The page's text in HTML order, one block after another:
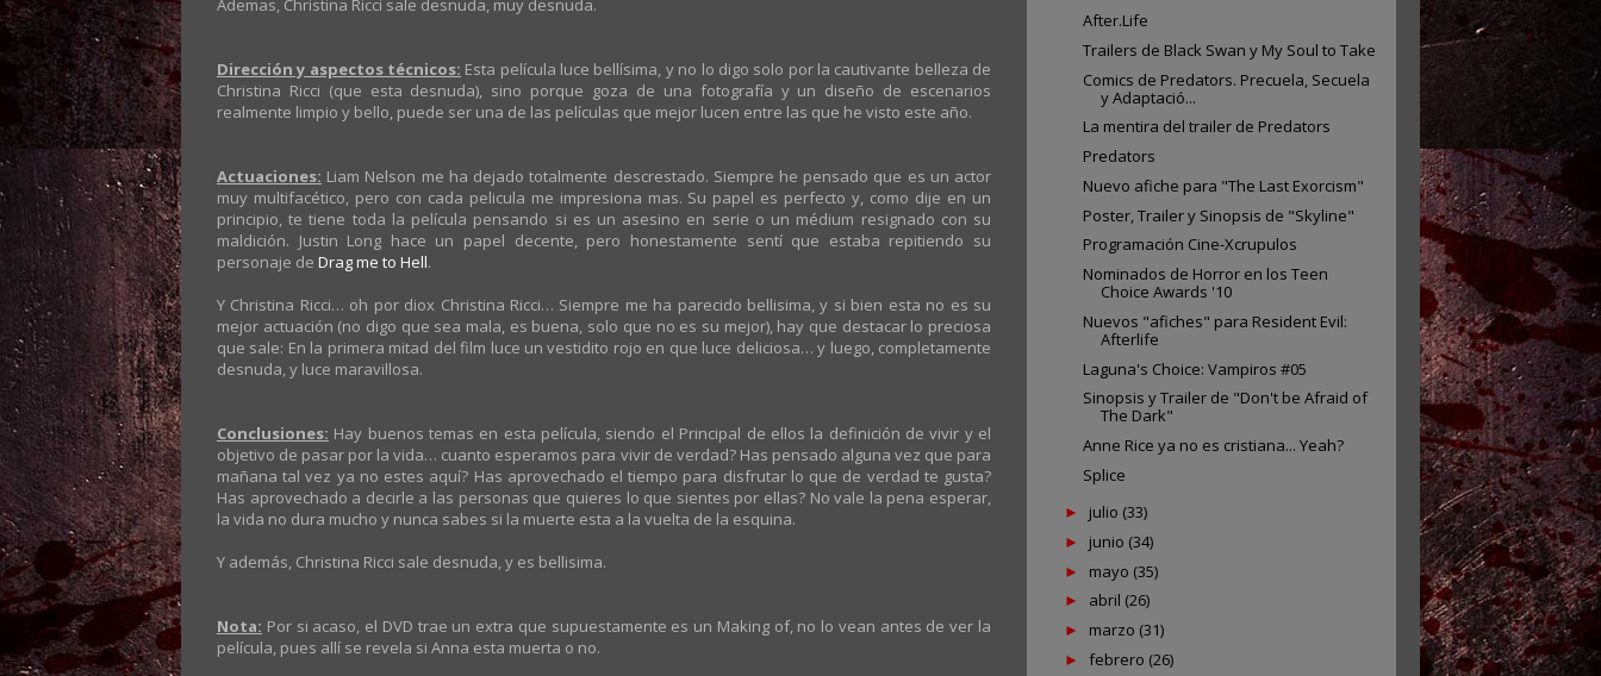
Ademas, Christina Ricci sale desnuda, muy desnuda.
Dirección y aspectos técnicos: Esta película luce bellísima, y no lo digo solo por la cautivante belleza de
Christina Ricci (que esta desnuda), sino porque goza de una fotografía y un diseño de escenarios
realmente limpio y bello, puede ser una de las películas que mejor lucen entre las que he visto este año.
Actuaciones: Liam Nelson me ha dejado totalmente descrestado. Siempre he pensado que es un actor
muy multifacético, pero con cada pelicula me impresiona mas. Su papel es perfecto y, como dije en un
principio, te tiene toda la película pensando si es un asesino en serie o un médium resignado con su
maldición. Justin Long hace un papel decente, pero honestamente sentí que estaba repitiendo su
personaje de Drag me to Hell.
Y Christina Ricci… oh por diox Christina Ricci… Siempre me ha parecido bellisima, y si bien esta no es su
mejor actuación (no digo que sea mala, es buena, solo que no es su mejor), hay que destacar lo preciosa
que sale: En la primera mitad del film luce un vestidito rojo en que luce deliciosa… y luego, completamente
desnuda, y luce maravillosa.
Conclusiones: Hay buenos temas en esta película, siendo el Principal de ellos la definición de vivir y el
objetivo de pasar por la vida… cuanto esperamos para vivir de verdad? Has pensado alguna vez que para
mañana tal vez ya no estes aquí? Has aprovechado el tiempo para disfrutar lo que de verdad te gusta?
Has aprovechado a decirle a las personas que quieres lo que sientes por ellas? No vale la pena esperar,
la vida no dura mucho y nunca sabes si la muerte esta a la vuelta de la esquina.
Y además, Christina Ricci sale desnuda, y es bellisima.
Nota: Por si acaso, el DVD trae un extra que supuestamente es un Making of, no lo vean antes de ver la
película, pues allí se revela si Anna esta muerta o no.
After.Life
Trailers de Black Swan y My Soul to Take
Comics de Predators. Precuela, Secuela
y Adaptació...
La mentira del trailer de Predators
Predators
Nuevo afiche para "The Last Exorcism"
Poster, Trailer y Sinopsis de "Skyline"
Programación Cine-Xcrupulos
Nominados de Horror en los Teen
Choice Awards '10
Nuevos "afiches" para Resident Evil:
Afterlife
Laguna's Choice: Vampiros #05
Sinopsis y Trailer de "Don't be Afraid of
The Dark"
Anne Rice ya no es cristiana... Yeah?
Splice
► julio (33)
► junio (34)
► mayo (35)
► abril (26)
► marzo (31)
► febrero (26)